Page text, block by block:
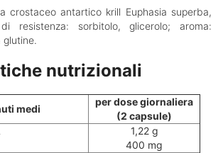
crostaceo antartico krill Euphasia superba,
resistenza: sorbitolo, glicerolo; aroma:
glutine.
nutrizionali
medi
per dose giornaliera
(2 capsule)
1,22 g
400 mg